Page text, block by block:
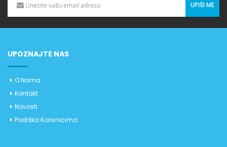
UPIŠI ME
UPOZNAJTE NAS
O Nama
Kontakt
Novosti
Podrška Korisnicima